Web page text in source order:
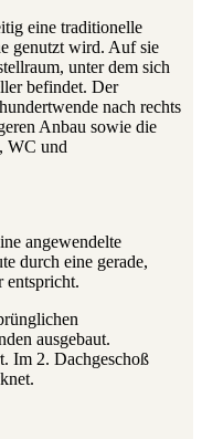
eine traditionelle
genutzt wird. Auf sie
unter dem sich
befindet. Der
nach rechts
Anbau sowie die
WC und
angewendelte
durch eine gerade,
entspricht.
ausgebaut.
Im 2. Dachgeschoß